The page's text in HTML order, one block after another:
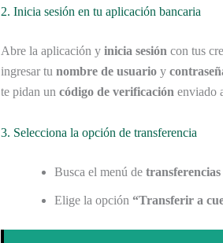
2. Inicia sesión en tu aplicación bancaria
Abre la aplicación y inicia sesión con tus
ingresar tu nombre de usuario y
te pidan un código de verificación enviado
3. Selecciona la opción de transferencia
Busca el menú de transferencias
Elige la opción “Transferir a